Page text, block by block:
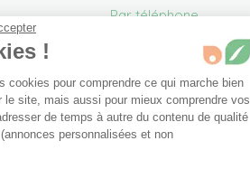
Par téléphone
info@bivea.com
6 rue du Solarium
33170 Gradignan
France Métropolitaine
!
cookies pour comprendre ce qui marche bien
le site, mais aussi pour mieux comprendre vos
de temps à autre du contenu de qualité
personnalisées et non